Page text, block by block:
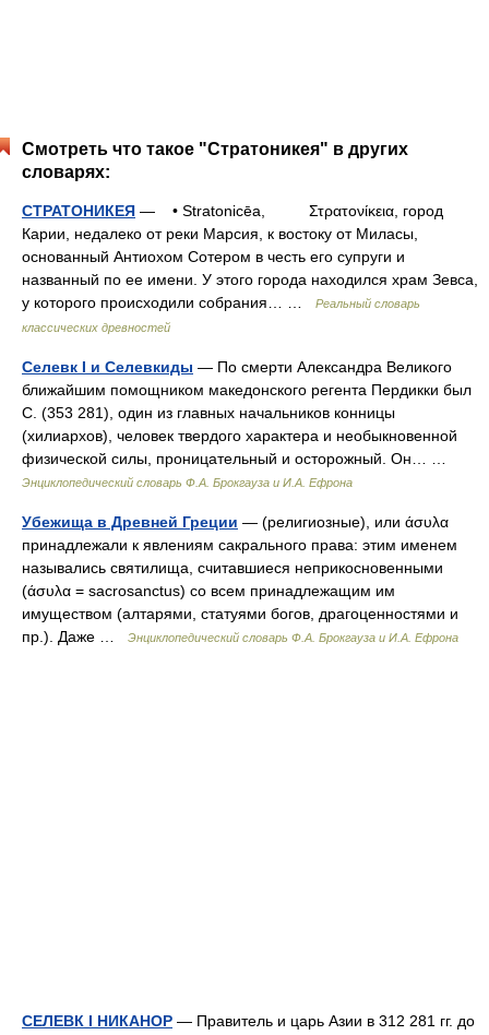
Смотреть что такое "Стратоникея" в других
словарях:
СТРАТОНИКЕЯ — • Stratonicēa, Στρατονίκεια, город
Карии, недалеко от реки Марсия, к востоку от Миласы,
основанный Антиохом Сотером в честь его супруги и
названный по ее имени. У этого города находился храм Зевса,
у которого происходили собрания… …
Реальный словарь
классических древностей
Селевк I и Селевкиды — По смерти Александра Великого
ближайшим помощником македонского регента Пердикки был
С. (353 281), один из главных начальников конницы
(хилиархов), человек твердого характера и необыкновенной
физической силы, проницательный и осторожный. Он… …
Энциклопедический словарь Ф.А. Брокгауза и И.А. Ефрона
Убежища в Древней Греции — (религиозные), или άσυλα
принадлежали к явлениям сакрального права: этим именем
назывались святилища, считавшиеся неприкосновенными
(άσυλα = sacrosanctus) со всем принадлежащим им
имуществом (алтарями, статуями богов, драгоценностями и
пр.). Даже …
Энциклопедический словарь Ф.А. Брокгауза и И.А. Ефрона
СЕЛЕВК I НИКАНОР — Правитель и царь Азии в 312 281 гг. до